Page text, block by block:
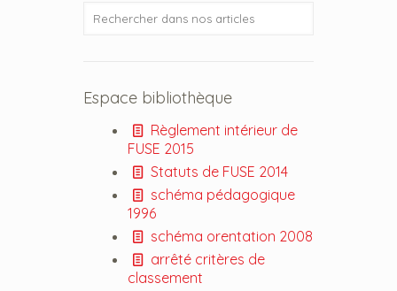
Espace bibliothèque
Règlement intérieur de
FUSE 2015
Statuts de FUSE 2014
schéma pédagogique
1996
schéma orentation 2008
arrêté critères de
classement